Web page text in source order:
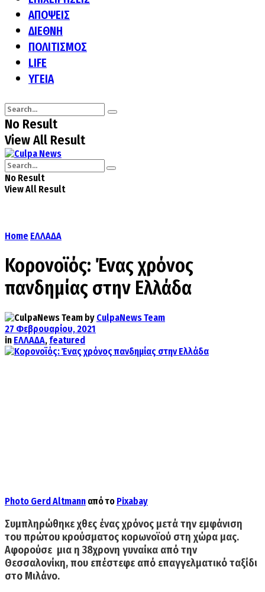
ΑΠΟΨΕΙΣ
ΔΙΕΘΝΗ
ΠΟΛΙΤΙΣΜΟΣ
LIFE
ΥΓΕΙΑ
No Result
View All Result
No Result
View All Result
Home ΕΛΛΑΔΑ
Κορονοϊός: Ένας χρόνος
πανδημίας στην Ελλάδα
by CulpaNews Team
27 Φεβρουαρίου, 2021
in ΕΛΛΑΔΑ, featured
Photo Gerd Altmann από το Pixabay
Συμπληρώθηκε χθες ένας χρόνος μετά την εμφάνιση
του πρώτου κρούσματος κορωνοϊού στη χώρα μας.
Αφορούσε μια η 38χρονη γυναίκα από την
Θεσσαλονίκη, που επέστεφε από επαγγελματικό ταξίδι
στο Μιλάνο.